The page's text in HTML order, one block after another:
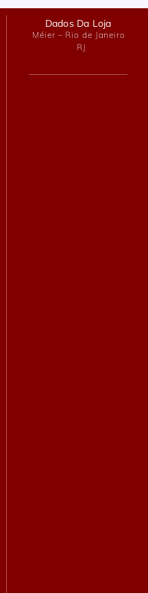
Dados Da Loja
Méier – Rio de Janeiro
RJ